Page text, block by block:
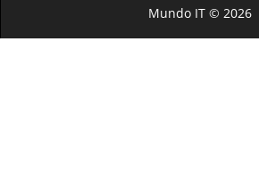
Mundo IT © 2026